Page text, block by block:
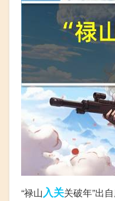
“禄山入关关破年”出